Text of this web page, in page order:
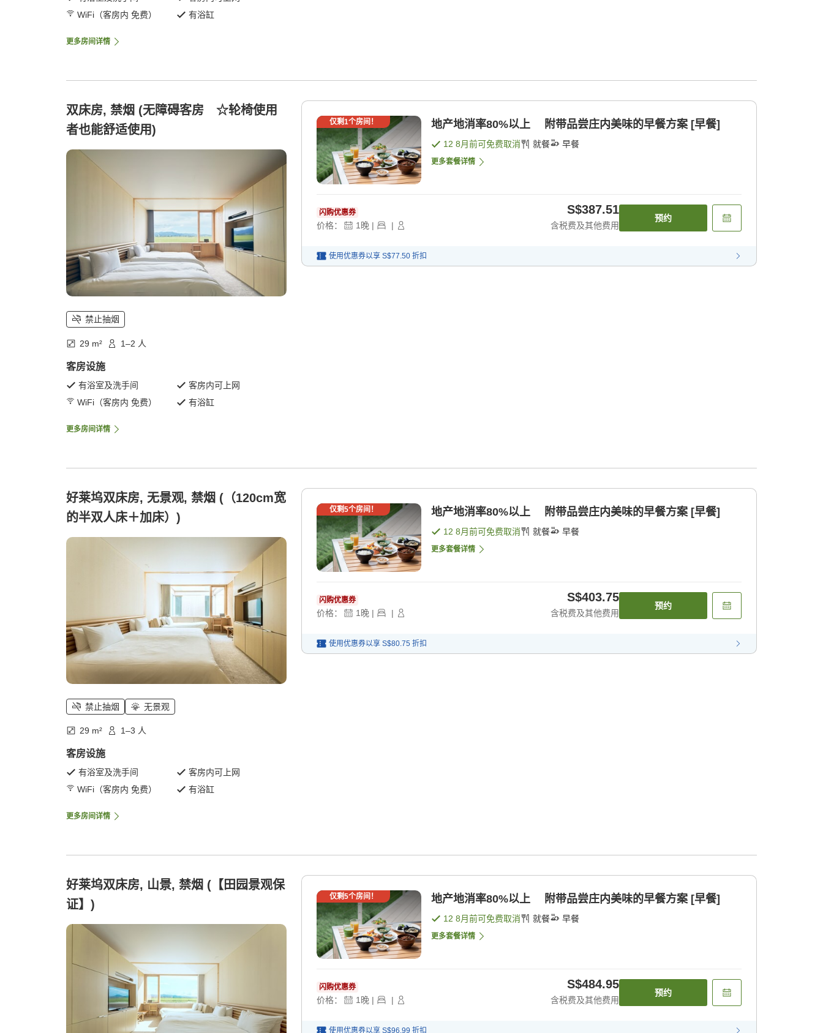
WiFi（客房内 免费）
有浴缸
更多房间详情
双床房, 禁烟 (无障碍客房 ☆轮椅使用
者也能舒适使用)
禁止抽烟
29 m² 1–2 人
客房设施
有浴室及洗手间
客房内可上网
WiFi（客房内 免费）
有浴缸
更多房间详情
仅剩1个房间！ 地产地消率80%以上 附带品尝庄内美味的早餐方案 [早餐]
12 8月前可免费取消 就餐 早餐
更多套餐详情
闪购优惠券
价格： 1晚 | |
S$387.51
含税费及其他费用
预约
使用优惠券以享 S$77.50 折扣
好莱坞双床房, 无景观, 禁烟 (（120cm宽
的半双人床＋加床）)
禁止抽烟 无景观
29 m² 1–3 人
客房设施
有浴室及洗手间
客房内可上网
WiFi（客房内 免费）
有浴缸
更多房间详情
仅剩5个房间！ 地产地消率80%以上 附带品尝庄内美味的早餐方案 [早餐]
12 8月前可免费取消 就餐 早餐
更多套餐详情
闪购优惠券
价格： 1 晚 | |
S$403.75
含税费及其他费用
预约
使用优惠券以享 S$80.75 折扣
好莱坞双床房, 山景, 禁烟 (【田园景观保
证】)
仅剩5个房间！ 地产地消率80%以上 附带品尝庄内美味的早餐方案 [早餐]
12 8月前可免费取消 就餐 早餐
更多套餐详情
闪购优惠券
价格： 1 晚 | |
S$484.95
含税费及其他费用
预约
使用优惠券以享 S$96.99 折扣